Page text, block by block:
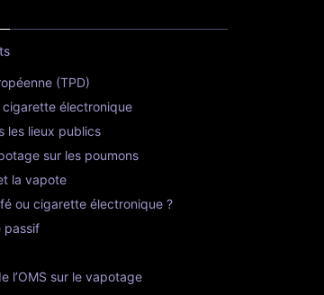
(TPD)
cigarette électronique
les lieux publics
sur les poumons
la vapote
ou cigarette électronique ?
passif
l’OMS sur le vapotage